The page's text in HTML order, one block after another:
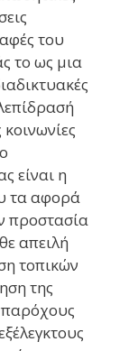
του
το ως μια
είναι η
τα αφορά
προστασία
απειλή
τοπικών
της